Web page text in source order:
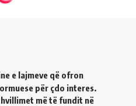
e lajmeve që ofron
për çdo interes.
më të fundit në